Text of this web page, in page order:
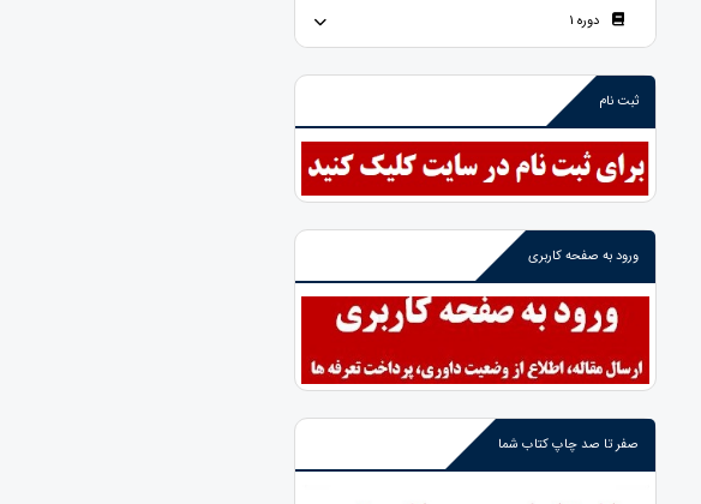
دوره 1
ثبت نام
ورود به صفحه کاربری
صفر تا صد چاپ کتاب شما